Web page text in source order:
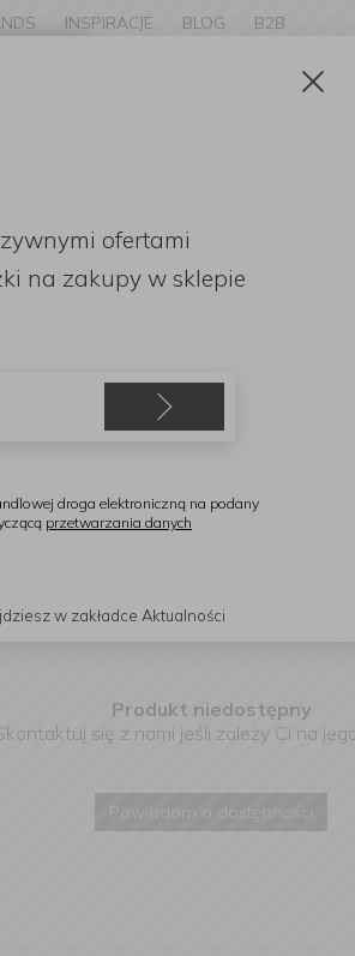
INSPIRACJE BLOG B2B
do zapiekania
L
Produkt niedostępny
się z nami jeśli zależy Ci na
Powiadom o dostępności
ofertami
na zakupy w sklepie
droga elektroniczną na podany
przetwarzania danych
w zakładce Aktualności